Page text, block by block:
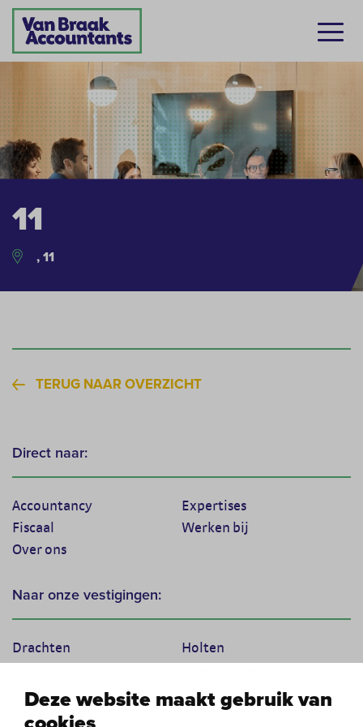
Deze website maakt gebruik van
11
, 11
TERUG NAAR OVERZICHT
Direct naar:
Accountancy
Expertises
Fiscaal
Werken bij
Over ons
Naar onze vestigingen:
Drachten
Holten
Texel
Tiel
Veenendaal